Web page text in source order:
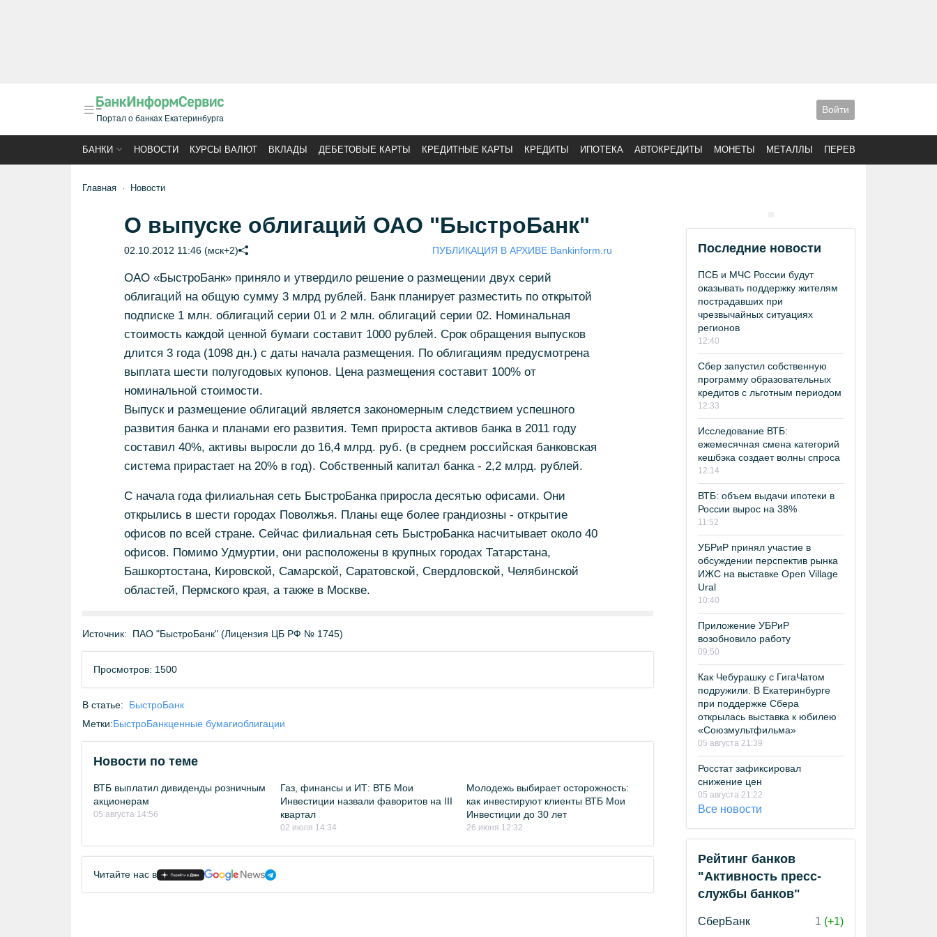
Портал о банках Екатеринбурга
Войти
БАНКИ НОВОСТИ КУРСЫ ВАЛЮТ ВКЛАДЫ ДЕБЕТОВЫЕ КАРТЫ КРЕДИТНЫЕ КАРТЫ КРЕДИТЫ ИПОТЕКА АВТОКРЕДИТЫ МОНЕТЫ МЕТАЛЛЫ ПЕРЕВОДЫ
Главная Новости
О выпуске облигаций ОАО "БыстроБанк"
02.10.2012 11:46 (мск+2) ПУБЛИКАЦИЯ В АРХИВЕ Bankinform.ru
ОАО «БыстроБанк» приняло и утвердило решение о размещении двух серий
облигаций на общую сумму 3 млрд рублей. Банк планирует разместить по открытой
подписке 1 млн. облигаций серии 01 и 2 млн. облигаций серии 02. Номинальная
стоимость каждой ценной бумаги составит 1000 рублей. Срок обращения выпусков
длится 3 года (1098 дн.) с даты начала размещения. По облигациям предусмотрена
выплата шести полугодовых купонов. Цена размещения составит 100% от
номинальной стоимости.
Выпуск и размещение облигаций является закономерным следствием успешного
развития банка и планами его развития. Темп прироста активов банка в 2011 году
составил 40%, активы выросли до 16,4 млрд. руб. (в среднем российская банковская
система прирастает на 20% в год). Собственный капитал банка - 2,2 млрд. рублей.
С начала года филиальная сеть БыстроБанка приросла десятью офисами. Они
открылись в шести городах Поволжья. Планы еще более грандиозны - открытие
офисов по всей стране. Сейчас филиальная сеть БыстроБанка насчитывает около 40
офисов. Помимо Удмуртии, они расположены в крупных городах Татарстана,
Башкортостана, Кировской, Самарской, Саратовской, Свердловской, Челябинской
областей, Пермского края, а также в Москве.
Источник: ПАО "БыстроБанк" (Лицензия ЦБ РФ № 1745)
Просмотров: 1500
В статье:
БыстроБанк
Метки:БыстроБанкценные бумагиоблигации
Новости по теме
ВТБ выплатил дивиденды розничным
акционерам
05 августа 14:56
Газ, финансы и ИТ: ВТБ Мои
Инвестиции назвали фаворитов на III
квартал
02 июля 14:34
Молодежь выбирает осторожность:
как инвестируют клиенты ВТБ Мои
Инвестиции до 30 лет
26 июня 12:32
Читайте нас в
Последние новости
ПСБ и МЧС России будут
оказывать поддержку жителям
пострадавших при
чрезвычайных ситуациях
регионов
12:40
Сбер запустил собственную
программу образовательных
кредитов с льготным периодом
12:33
Исследование ВТБ:
ежемесячная смена категорий
кешбэка создает волны спроса
12:14
ВТБ: объем выдачи ипотеки в
России вырос на 38%
11:52
УБРиР принял участие в
обсуждении перспектив рынка
ИЖС на выставке Open Village
Ural
10:40
Приложение УБРиР
возобновило работу
09:50
Как Чебурашку с ГигаЧатом
подружили. В Екатеринбурге
при поддержке Сбера
открылась выставка к юбилею
«Союзмультфильма»
05 августа 21:39
Росстат зафиксировал
снижение цен
05 августа 21:22
Все новости
Рейтинг банков
"Активность пресс-
службы банков"
СберБанк 1 (+1)